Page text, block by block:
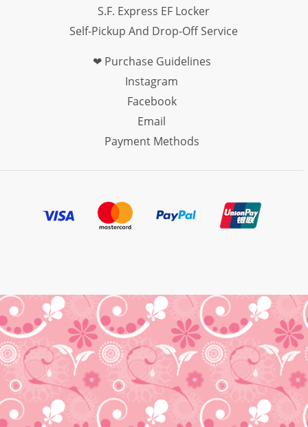
S.F. Express EF Locker
Self-Pickup And Drop-Off Service
❤ Purchase Guidelines
Instagram
Facebook
Email
Payment Methods